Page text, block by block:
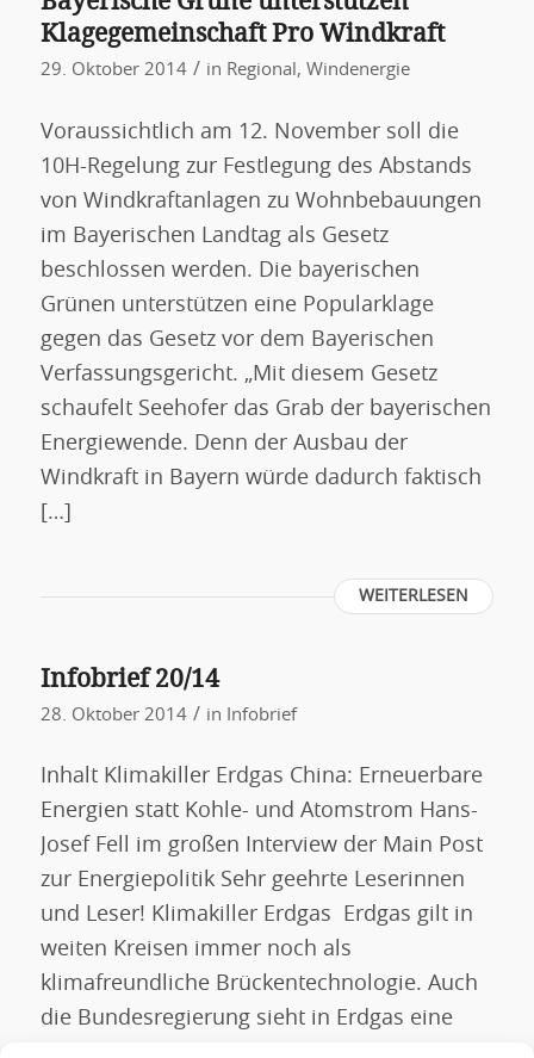
Klagegemeinschaft Pro Windkraft
29. Oktober 2014 / in Regional , Windenergie
Voraussichtlich am 12. November soll die
10H-Regelung zur Festlegung des Abstands
von Windkraftanlagen zu Wohnbebauungen
im Bayerischen Landtag als Gesetz
beschlossen werden. Die bayerischen
Grünen unterstützen eine Popularklage
gegen das Gesetz vor dem Bayerischen
Verfassungsgericht. „Mit diesem Gesetz
schaufelt Seehofer das Grab der bayerischen
Energiewende. Denn der Ausbau der
Windkraft in Bayern würde dadurch faktisch
[…]
WEITERLESEN
Infobrief 20/14
28. Oktober 2014 / in Infobrief
Inhalt Klimakiller Erdgas China: Erneuerbare
Energien statt Kohle- und Atomstrom Hans-
Josef Fell im großen Interview der Main Post
zur Energiepolitik Sehr geehrte Leserinnen
und Leser! Klimakiller Erdgas Erdgas gilt in
weiten Kreisen immer noch als
klimafreundliche Brückentechnologie. Auch
die Bundesregierung sieht in Erdgas eine